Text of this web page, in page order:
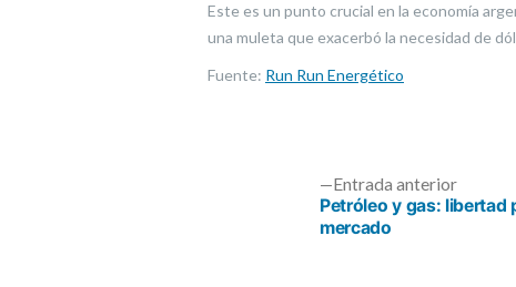
Este es un punto crucial en la economía
una muleta que exacerbó la necesidad de
Fuente: Run Run Energético
Navegación
Entrada anteriorEntrada
Petróleo y gas: libertad
mercado